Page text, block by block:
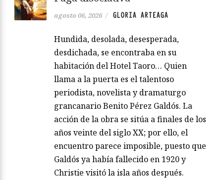
agosto 06, 2026 / GLORIA ARTEAGA
Hundida, desolada, desesperada,
desdichada, se encontraba en su
habitación del Hotel Taoro… Quien
llama a la puerta es el talentoso
periodista, novelista y dramaturgo
grancanario Benito Pérez Galdós. La
acción de la obra se sitúa a finales de los
años veinte del siglo XX; por ello, el
encuentro parece imposible, puesto que
Galdós ya había fallecido en 1920 y
Christie visitó la isla años después.